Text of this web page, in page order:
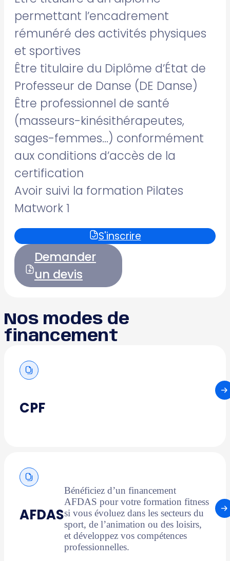
permettant l’encadrement
rémunéré des activités physiques
et sportives
Être titulaire du Diplôme d’État de
Professeur de Danse (DE Danse)
Être professionnel de santé
(masseurs-kinésithérapeutes,
sages-femmes…) conformément
aux conditions d’accès de la
certification
Avoir suivi la formation Pilates
Matwork 1
S'inscrire
Demander
un devis
Nos modes de
financement
CPF
AFDAS
Bénéficiez d’un financement
AFDAS pour votre formation fitness
si vous évoluez dans les secteurs du
sport, de l’animation ou des loisirs,
et développez vos compétences
professionnelles.